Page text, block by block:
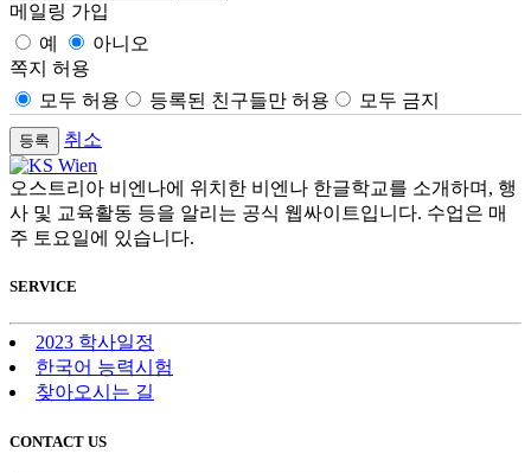
메일링 가입
예
아니오
쪽지 허용
모두 허용
등록된 친구들만 허용
모두 금지
취소
오스트리아 비엔나에 위치한 비엔나 한글학교를 소개하며, 행
사 및 교육활동 등을 알리는 공식 웹싸이트입니다. 수업은 매
주 토요일에 있습니다.
SERVICE
2023 학사일정
한국어 능력시험
찾아오시는 길
CONTACT US